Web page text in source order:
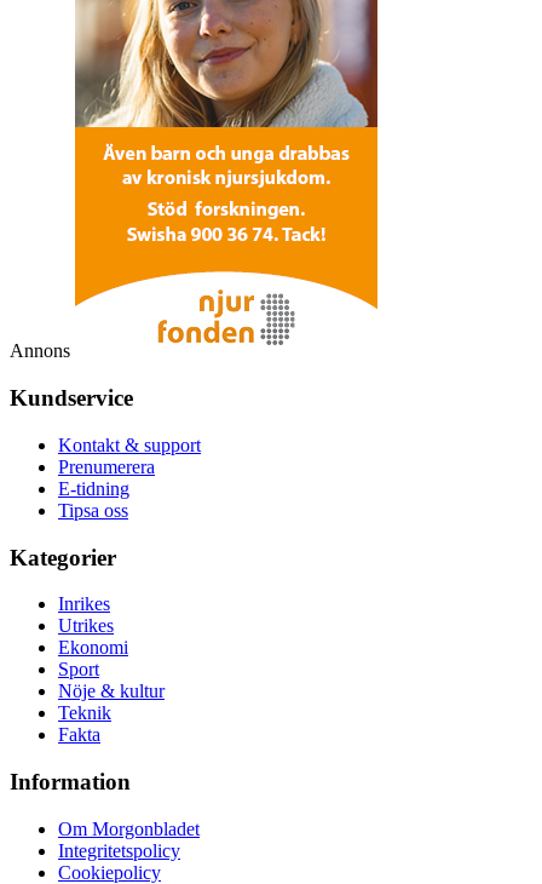
Annons
Kundservice
Kontakt & support
Prenumerera
E-tidning
Tipsa oss
Kategorier
Inrikes
Utrikes
Ekonomi
Sport
Nöje & kultur
Teknik
Fakta
Information
Om Morgonbladet
Integritetspolicy
Cookiepolicy